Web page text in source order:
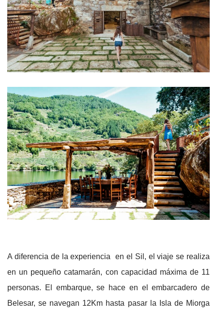
A diferencia de la experiencia en el Sil, el viaje se realiza
en un pequeño catamarán, con capacidad máxima de 11
personas. El embarque, se hace en el embarcadero de
Belesar, se navegan 12Km hasta pasar la Isla de Miorga